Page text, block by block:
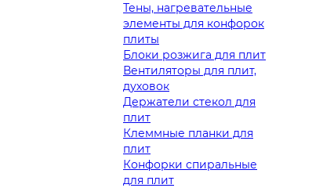
Тены, нагревательные
элементы для конфорок
плиты
Блоки розжига для плит
Вентиляторы для плит,
духовок
Держатели стекол для
плит
Клеммные планки для
плит
Конфорки спиральные
для плит